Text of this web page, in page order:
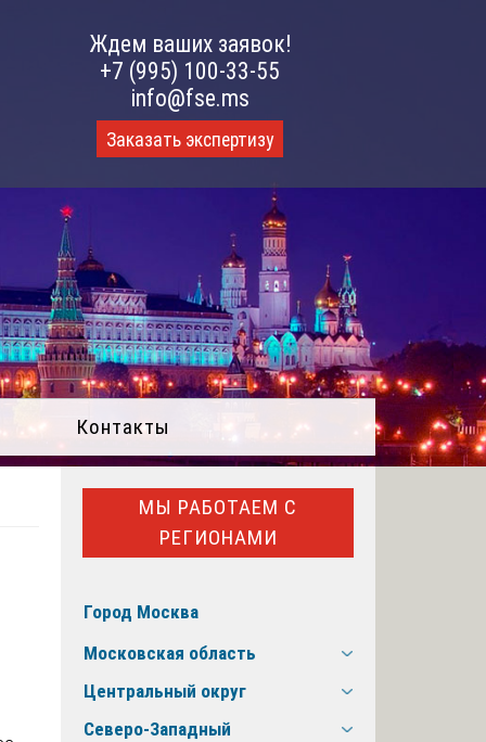
Ждем ваших заявок!
+7 (995) 100-33-55
info@fse.ms
Заказать экспертизу
Контакты
МЫ РАБОТАЕМ С
РЕГИОНАМИ
Город Москва
Московская область
Центральный округ
Северо-Западный